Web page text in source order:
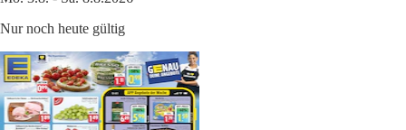
Nur noch heute gültig